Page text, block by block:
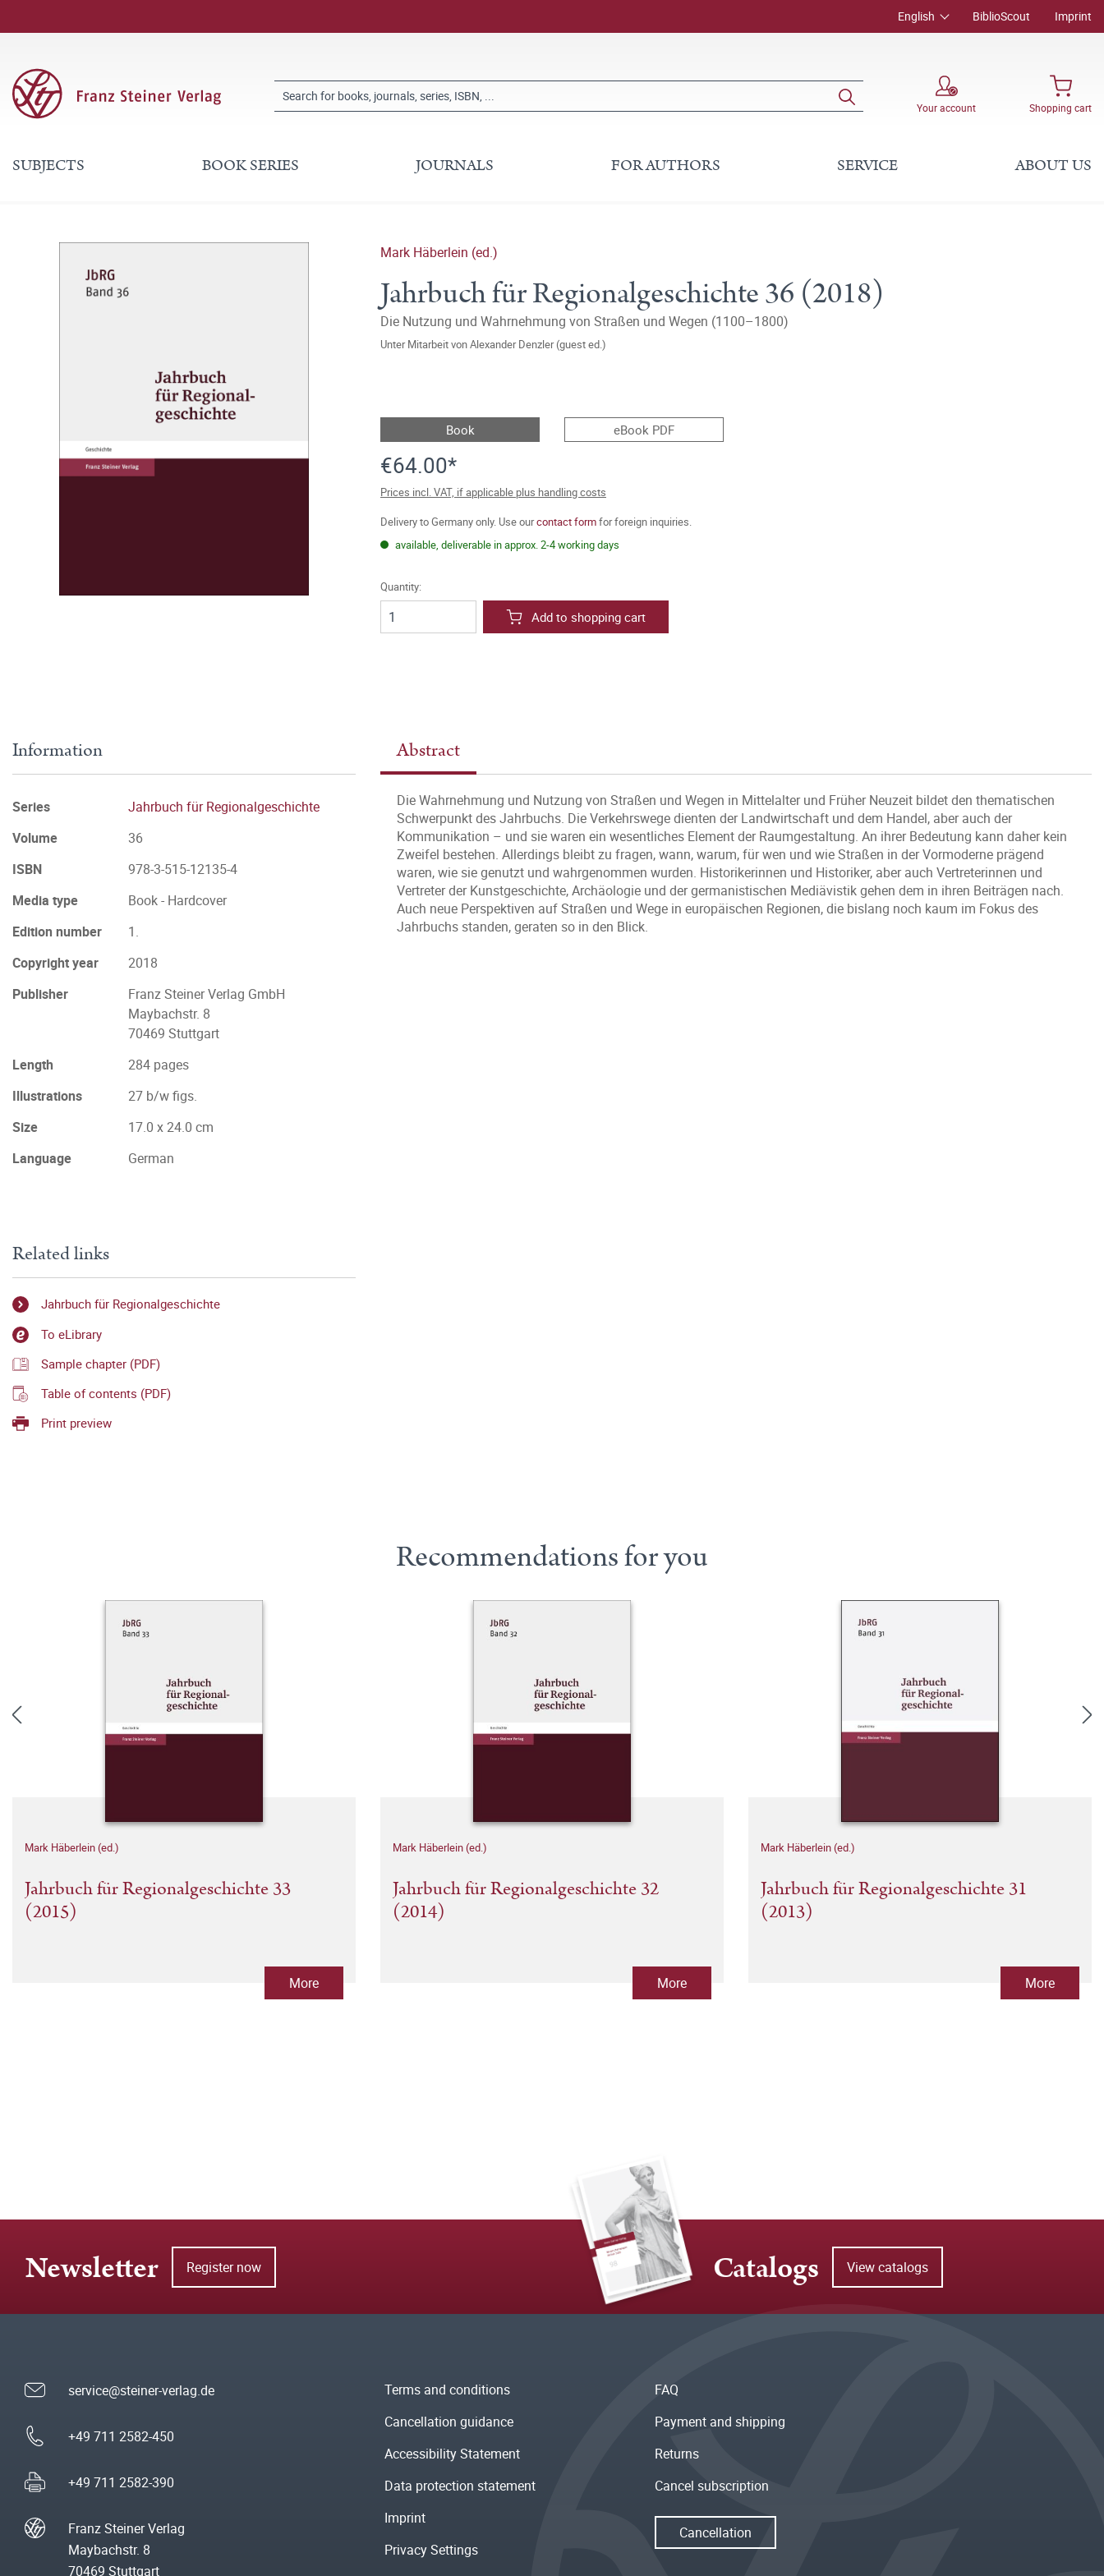
English BiblioScout Imprint
Your account Shopping cart
SUBJECTS BOOK SERIES JOURNALS FOR AUTHORS SERVICE ABOUT US
Mark Häberlein (ed.)
Jahrbuch für Regionalgeschichte 36 (2018)
Die Nutzung und Wahrnehmung von Straßen und Wegen (1100–1800)
Unter Mitarbeit vonAlexander Denzler (guest ed.)
Book eBook PDF
€64.00*
Prices incl. VAT, if applicable plus handling costs
Delivery to Germany only. Use ourcontact formfor foreign inquiries.
available, deliverable in approx. 2-4 working days
Quantity:
Add to shopping cart
Abstract
Die Wahrnehmung und Nutzung von Straßen und Wegen in Mittelalter und Früher Neuzeit bildet den thematischen
Schwerpunkt des Jahrbuchs. Die Verkehrswege dienten der Landwirtschaft und dem Handel, aber auch der
Kommunikation – und sie waren ein wesentliches Element der Raumgestaltung. An ihrer Bedeutung kann daher kein
Zweifel bestehen. Allerdings bleibt zu fragen, wann, warum, für wen und wie Straßen in der Vormoderne prägend
waren, wie sie genutzt und wahrgenommen wurden. Historikerinnen und Historiker, aber auch Vertreterinnen und
Vertreter der Kunstgeschichte, Archäologie und der germanistischen Mediävistik gehen dem in ihren Beiträgen nach.
Auch neue Perspektiven auf Straßen und Wege in europäischen Regionen, die bislang noch kaum im Fokus des
Jahrbuchs standen, geraten so in den Blick.
Information
Series
Jahrbuch für Regionalgeschichte
Volume
36
ISBN
978-3-515-12135-4
Media type
Book - Hardcover
Edition number
1.
Copyright year
2018
Publisher
Franz Steiner Verlag GmbH
Maybachstr. 8
70469 Stuttgart
Length
284 pages
Illustrations
27 b/w figs.
Size
17.0 x 24.0 cm
Language
German
Related links
Jahrbuch für Regionalgeschichte
To eLibrary
Sample chapter (PDF)
Table of contents (PDF)
Print preview
Recommendations for you
Mark Häberlein (ed.)
Jahrbuch für Regionalgeschichte 33
(2015)
More
Mark Häberlein (ed.)
Jahrbuch für Regionalgeschichte 32
(2014)
More
Mark Häberlein (ed.)
Jahrbuch für Regionalgeschichte 31
(2013)
More
Newsletter Register now Catalogs View catalogs
service@steiner-verlag.de
+49 711 2582-450
+49 711 2582-390
Franz Steiner Verlag
Maybachstr. 8
70469 Stuttgart
Terms and conditions
Cancellation guidance
Accessibility Statement
Data protection statement
Imprint
Privacy Settings
FAQ
Payment and shipping
Returns
Cancel subscription
Cancellation